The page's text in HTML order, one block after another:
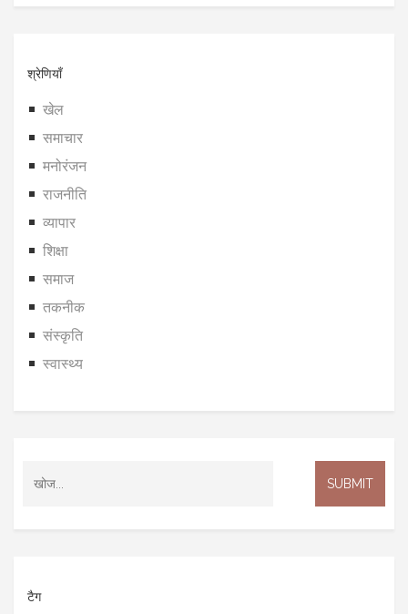
श्रेणियाँ
खेल
समाचार
मनोरंजन
राजनीति
व्यापार
शिक्षा
समाज
तकनीक
संस्कृति
स्वास्थ्य
टैग